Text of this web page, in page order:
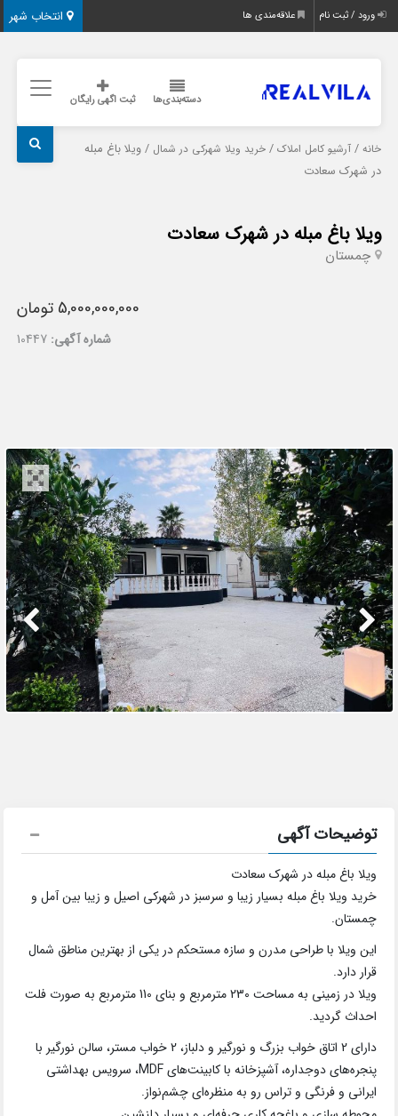
انتخاب شهر ورود / ثبت نام علاقه‌مندی ها
دسته‌بندی‌ها ثبت اگهی رایگان
خانه /آرشیو کامل املاک /خرید ویلا شهرکی در شمال / ویلا باغ مبله
در شهرک سعادت
ویلا باغ مبله در شهرک سعادت
چمستان
5,000,000,000 تومان
شماره آگهی: 10447
توضیحات آگهی
ویلا باغ مبله در شهرک سعادت
خرید ویلا باغ مبله بسیار زیبا و سرسبز در شهرکی اصیل و زیبا بین آمل و
چمستان.
این ویلا با طراحی مدرن و سازه مستحکم در یکی از بهترین مناطق شمال
قرار دارد.
ویلا در زمینی به مساحت 230 مترمربع و بنای 110 مترمربع به صورت فلت
احداث گردید.
دارای 2 اتاق خواب بزرگ و نورگیر و دلباز، 2 خواب مستر، سالن نورگیر با
پنجره‌های دوجداره، آشپزخانه با کابینت‌های MDF، سرویس بهداشتی
ایرانی و فرنگی و تراس رو به منظره‌ای چشم‌نواز.